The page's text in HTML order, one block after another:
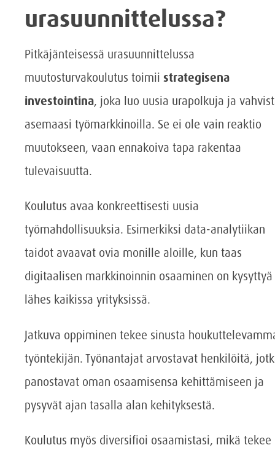
urasuunnittelussa?
Pitkäjänteisessä urasuunnittelussa
muutosturvakoulutus toimii strategisena
investointina, joka luo uusia urapolkuja ja
asemaasi työmarkkinoilla. Se ei ole vain reaktio
muutokseen, vaan ennakoiva tapa rakentaa
tulevaisuutta.
Koulutus avaa konkreettisesti uusia
työmahdollisuuksia. Esimerkiksi data-analytiikan
taidot avaavat ovia monille aloille, kun taas
digitaalisen markkinoinnin osaaminen on kysyttyä
lähes kaikissa yrityksissä.
Jatkuva oppiminen tekee sinusta
työntekijän. Työnantajat arvostavat henkilöitä,
panostavat oman osaamisensa kehittämiseen ja
pysyvät ajan tasalla alan kehityksestä.
Koulutus myös diversifioi osaamistasi, mikä tekee